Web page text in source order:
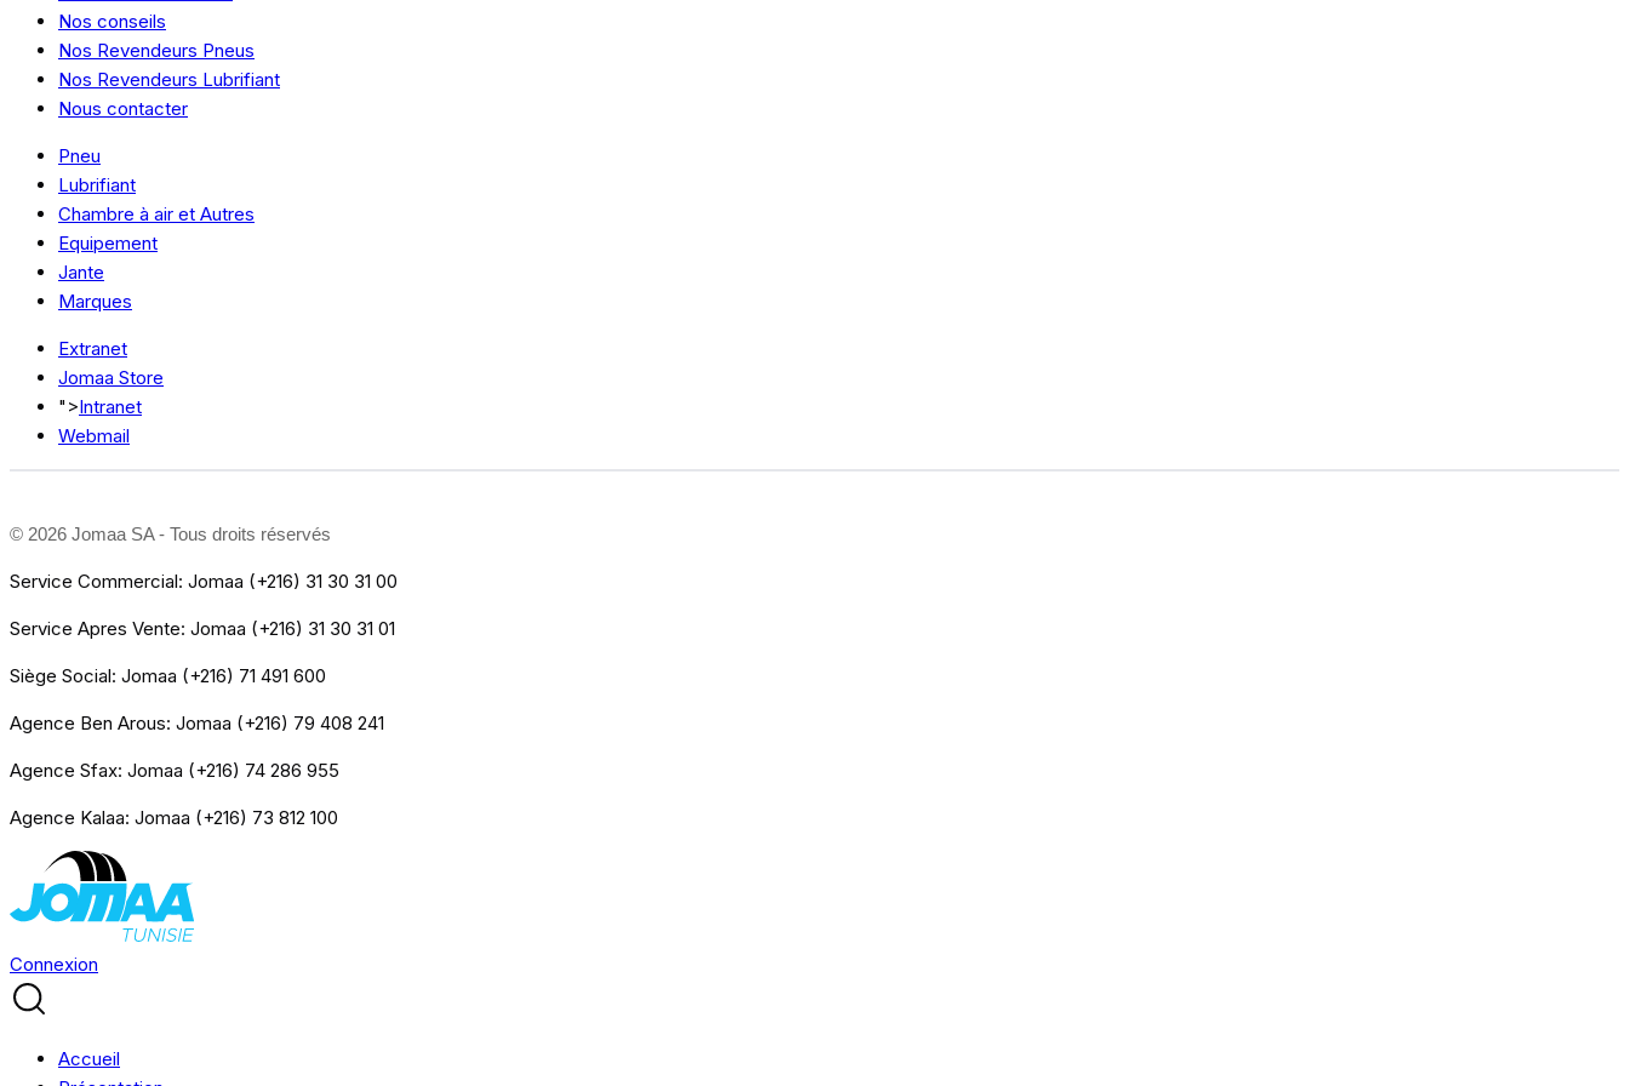
Nos conseils
Nos Revendeurs Pneus
Nos Revendeurs Lubrifiant
Nous contacter
Pneu
Lubrifiant
Chambre à air et Autres
Equipement
Jante
Marques
Extranet
Jomaa Store
">Intranet
Webmail
© 2026 Jomaa SA - Tous droits réservés
Service Commercial: Jomaa (+216) 31 30 31 00
Service Apres Vente: Jomaa (+216) 31 30 31 01
Siège Social: Jomaa (+216) 71 491 600
Agence Ben Arous: Jomaa (+216) 79 408 241
Agence Sfax: Jomaa (+216) 74 286 955
Agence Kalaa: Jomaa (+216) 73 812 100
Connexion
Accueil